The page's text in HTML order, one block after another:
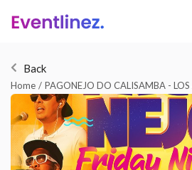
Back
Home / PAGONEJO DO CALISAMBA - LOS